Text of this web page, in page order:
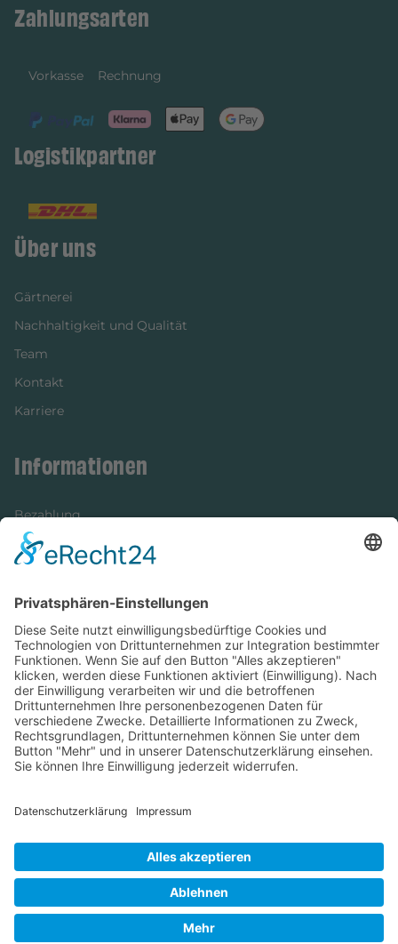
Zahlungsarten
Vorkasse Rechnung
Logistikpartner
Über uns
Gärtnerei
Nachhaltigkeit und Qualität
Team
Kontakt
Karriere
Informationen
Bezahlung
Newsletter
Versandinformationen
Verfügbarkeit/Verträglichkeit
Rechtliches
Widerrufsrecht und Widerrufsformular
Impressum
Datenschutzerklärung
Cookie-Einstellungen
AGB
Streitbeilegungsstelle
Vertrag widerrufen